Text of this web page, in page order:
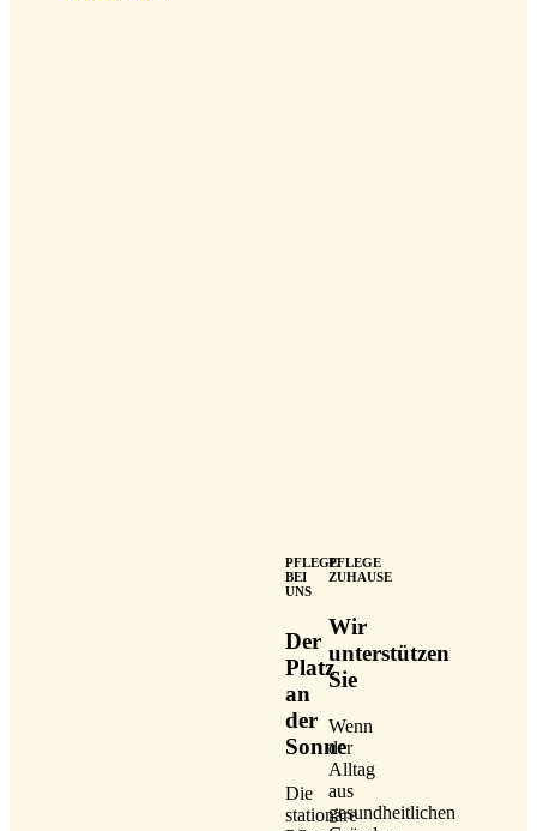
PFLEGE
ZUHAUSE
Wir
unterstützen
Sie
Wenn
der
Alltag
aus
gesundheitlichen
PFLEGE
BEI
UNS
Der
Platz
an
der
Sonne
Die
stationäre